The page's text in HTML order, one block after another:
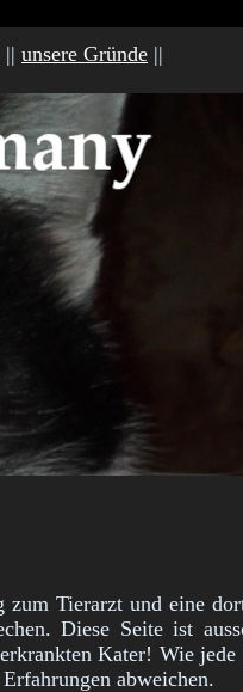
|| unsere Gründe ||
zum Tierarzt und eine
Diese Seite ist
Kater! Wie
abweichen.